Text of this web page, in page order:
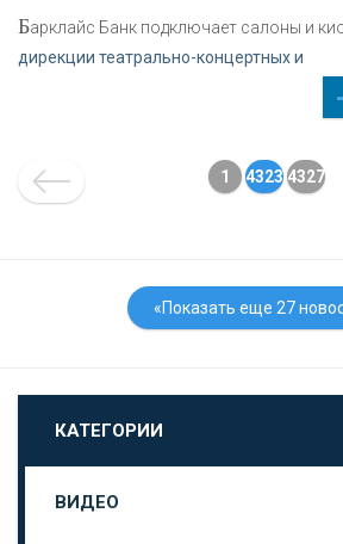
Барклайс Банк подключает салоны и
дирекции театрально-концертных и
1 43234327
«Показать еще 27
КАТЕГОРИИ
ВИДЕО